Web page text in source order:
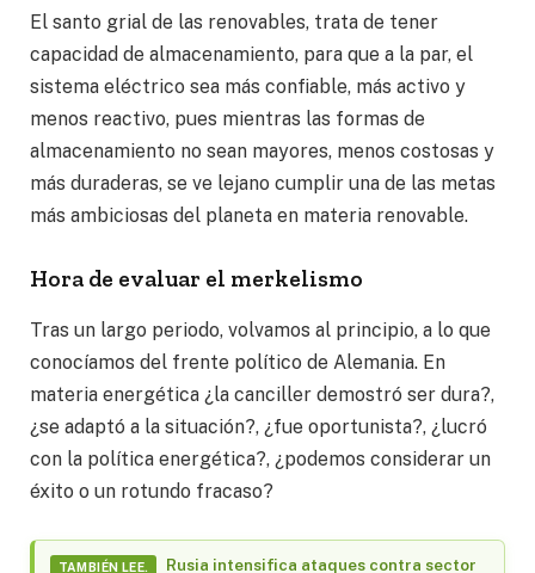
El santo grial de las renovables, trata de tener
capacidad de almacenamiento, para que a la par, el
sistema eléctrico sea más confiable, más activo y
menos reactivo, pues mientras las formas de
almacenamiento no sean mayores, menos costosas y
más duraderas, se ve lejano cumplir una de las metas
más ambiciosas del planeta en materia renovable.
Hora de evaluar el merkelismo
Tras un largo periodo, volvamos al principio, a lo que
conocíamos del frente político de Alemania. En
materia energética ¿la canciller demostró ser dura?,
¿se adaptó a la situación?, ¿fue oportunista?, ¿lucró
con la política energética?, ¿podemos considerar un
éxito o un rotundo fracaso?
TAMBIÉN LEE. Rusia intensifica ataques contra sector